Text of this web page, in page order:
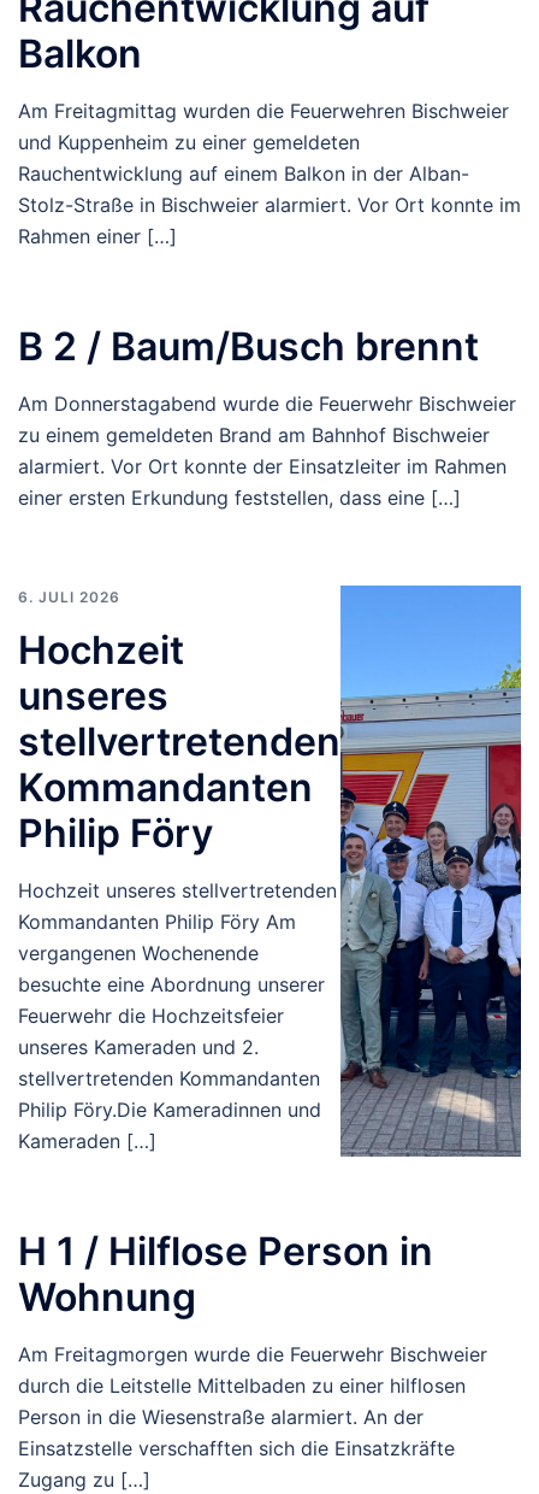
Balkon
Am Freitagmittag wurden die Feuerwehren Bischweier
und Kuppenheim zu einer gemeldeten
Rauchentwicklung auf einem Balkon in der Alban-
Stolz-Straße in Bischweier alarmiert. Vor Ort konnte im
Rahmen einer […]
B 2 / Baum/Busch brennt
Am Donnerstagabend wurde die Feuerwehr Bischweier
zu einem gemeldeten Brand am Bahnhof Bischweier
alarmiert. Vor Ort konnte der Einsatzleiter im Rahmen
einer ersten Erkundung feststellen, dass eine […]
6. JULI 2026
Hochzeit
unseres
stellvertretenden
Kommandanten
Philip Föry
Hochzeit unseres stellvertretenden
Kommandanten Philip Föry Am
vergangenen Wochenende
besuchte eine Abordnung unserer
Feuerwehr die Hochzeitsfeier
unseres Kameraden und 2.
stellvertretenden Kommandanten
Philip Föry.Die Kameradinnen und
Kameraden […]
H 1 / Hilflose Person in
Wohnung
Am Freitagmorgen wurde die Feuerwehr Bischweier
durch die Leitstelle Mittelbaden zu einer hilflosen
Person in die Wiesenstraße alarmiert. An der
Einsatzstelle verschafften sich die Einsatzkräfte
Zugang zu […]